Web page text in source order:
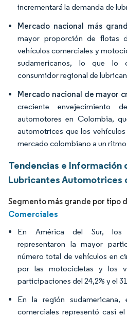
incrementará la demanda de
Mercado nacional más
mayor proporción de flotas
vehículos comerciales y
sudamericanos, lo que lo
consumidor regional de
Mercado nacional de mayor
creciente envejecimiento
automotores en Colombia,
automotrices que los
mercado colombiano a un
Tendencias e Información
Lubricantes Automotrices
Segmento más grande por tipo
Comerciales
En América del Sur, los
representaron la mayor
número total de vehículos en
por las motocicletas y los
participaciones del 24,2% y el
En la región sudamericana,
comerciales representó casi